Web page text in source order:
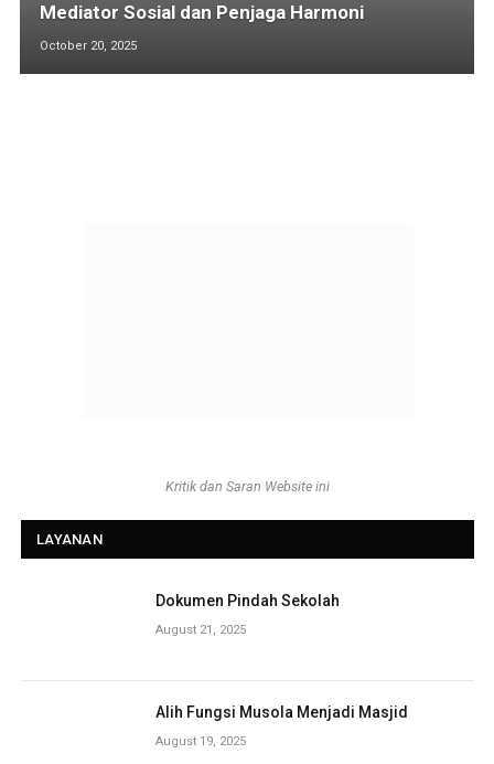
Mediator Sosial dan Penjaga Harmoni
October 20, 2025
Kritik dan Saran Website ini
LAYANAN
Dokumen Pindah Sekolah
August 21, 2025
Alih Fungsi Musola Menjadi Masjid
August 19, 2025